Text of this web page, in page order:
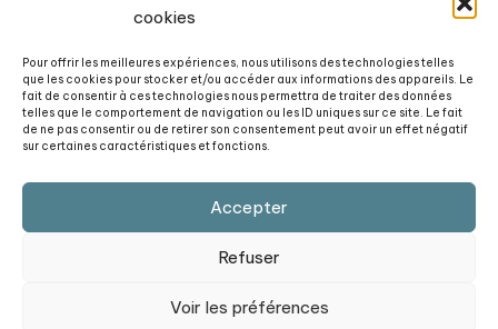
cookies
Pour offrir les meilleures expériences, nous utilisons des technologies telles
que les cookies pour stocker et/ou accéder aux informations des appareils. Le
fait de consentir à ces technologies nous permettra de traiter des données
telles que le comportement de navigation ou les ID uniques sur ce site. Le fait
de ne pas consentir ou de retirer son consentement peut avoir un effet négatif
sur certaines caractéristiques et fonctions.
Accepter
Refuser
Voir les préférences
Formulaire de contact
À propos des auteurs
Questions fréquentes
Revue de presse
Politique de confidentialité